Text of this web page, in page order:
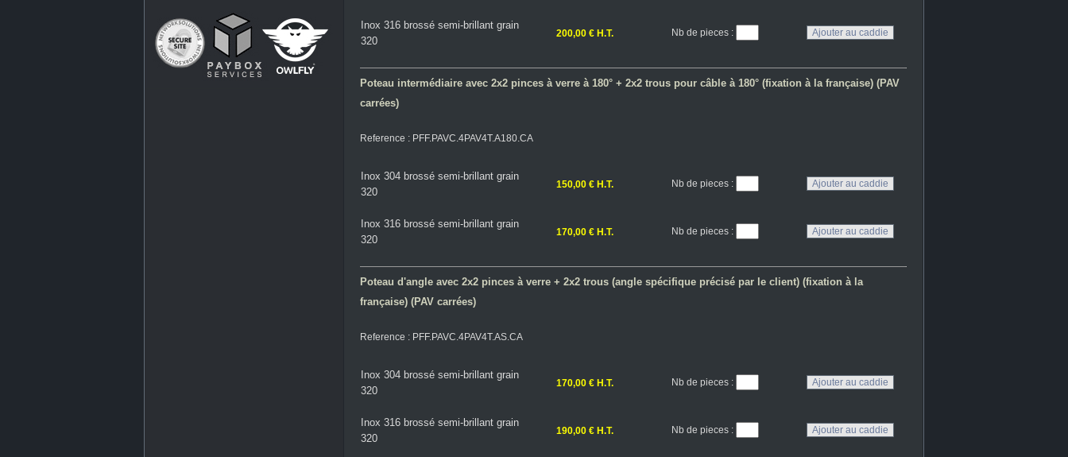
Inox 316 brossé semi-brillant grain
320
200,00 € H.T. Nb de pieces:
Poteau intermédiaire avec 2x2 pinces à verre à 180° + 2x2 trous pour câble à 180° (fixation à la française) (PAV
carrées)
Reference : PFF.PAVC.4PAV4T.A180.CA
Inox 304 brossé semi-brillant grain
320
150,00 € H.T. Nb de pieces:
Inox 316 brossé semi-brillant grain
320
170,00 € H.T. Nb de pieces:
Poteau d'angle avec 2x2 pinces à verre + 2x2 trous (angle spécifique précisé par le client) (fixation à la
française) (PAV carrées)
Reference : PFF.PAVC.4PAV4T.AS.CA
Inox 304 brossé semi-brillant grain
320
170,00 € H.T. Nb de pieces:
Inox 316 brossé semi-brillant grain
320
190,00 € H.T. Nb de pieces: